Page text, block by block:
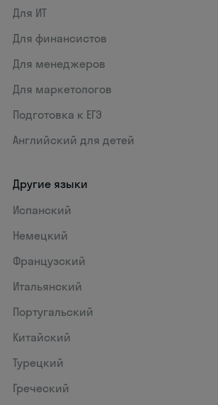
Для ИТ
Для финансистов
Для менеджеров
Для маркетологов
Подготовка к ЕГЭ
Английский для детей
Другие языки
Испанский
Немецкий
Французский
Итальянский
Португальский
Китайский
Турецкий
Греческий